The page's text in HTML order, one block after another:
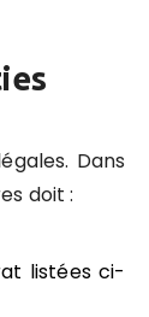
Dans
doit :
listées ci-